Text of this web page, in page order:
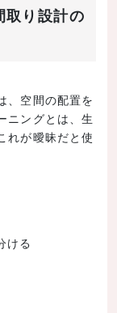
り設計の
、空間の配置を
ニングとは、生
れが曖昧だと使
ける